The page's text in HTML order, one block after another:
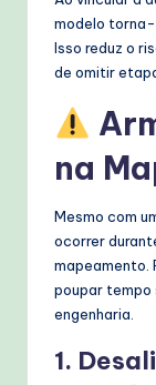
modelo torna-
Isso reduz o
de omitir
na
Mesmo com
ocorrer
mapeamento.
poupar
engenharia.
1.